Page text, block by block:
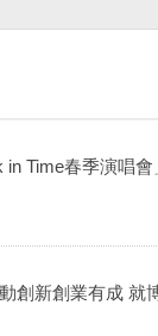
in Time春季演唱
創新創業有成 就